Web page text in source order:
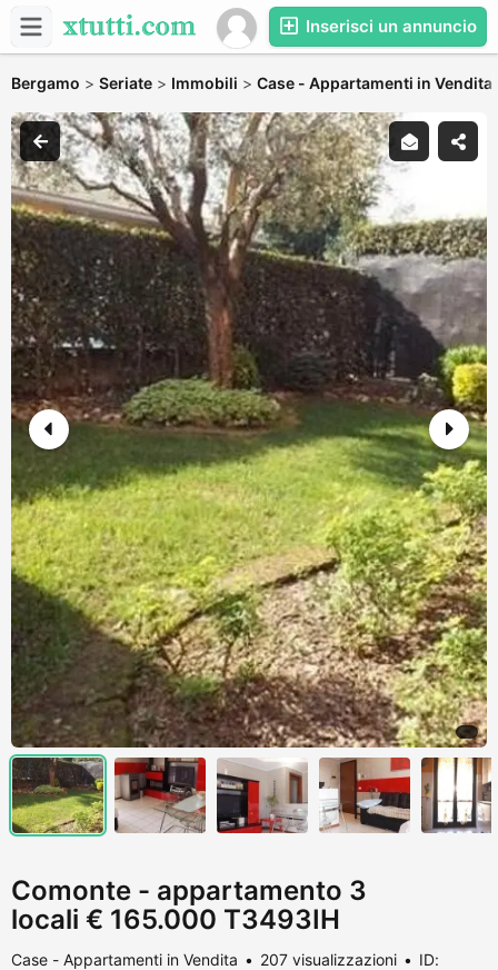
Inserisci un annuncio
Bergamo > Seriate > Immobili > Case - Appartamenti in Vendita
Comonte - appartamento 3
locali € 165.000 T3493IH
Case - Appartamenti in Vendita 207 visualizzazioni
ID: